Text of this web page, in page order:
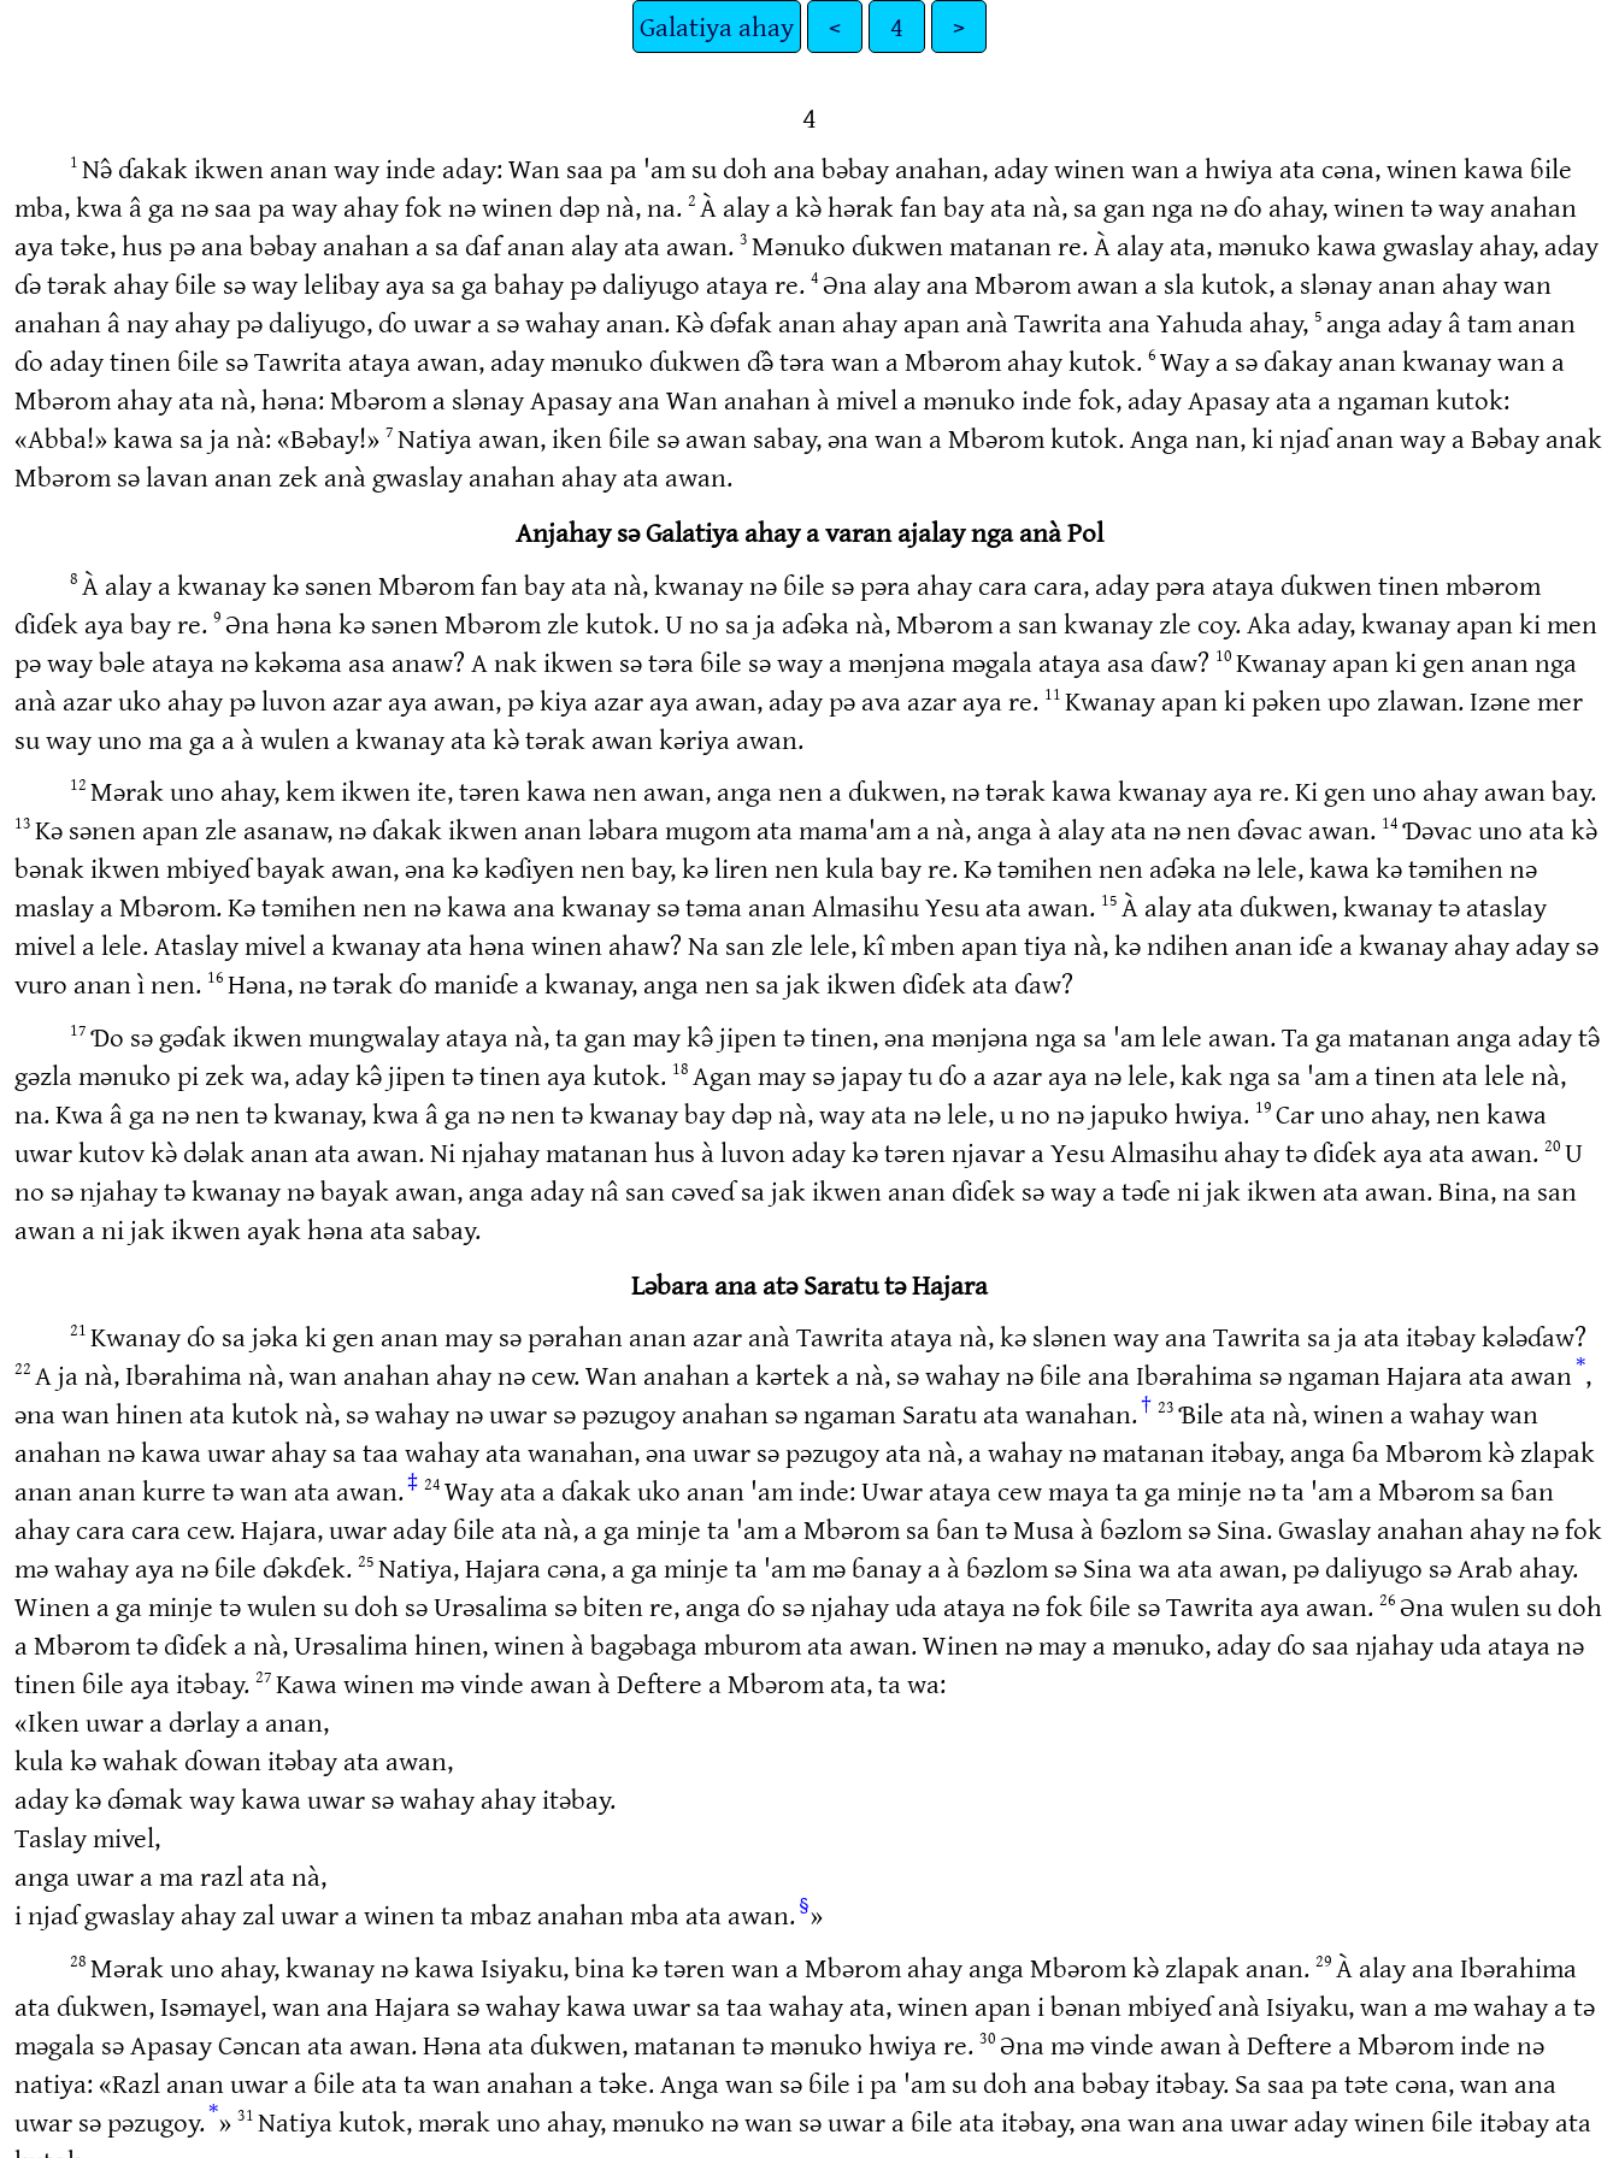
Galatiya ahay < 4 >
4
1 Nə̂ ɗakak ikwen anan way inde aday: Wan saa pa 'am su doh ana bəbay anahan, aday winen wan a hwiya ata cəna, winen kawa ɓile
mba, kwa â ga nə saa pa way ahay fok nə winen dəp nà, na. 2 À alay a kə̀ hərak fan bay ata nà, sa gan nga nə ɗo ahay, winen tə way anahan
aya təke, hus pə ana bəbay anahan a sa ɗaf anan alay ata awan. 3 Mənuko ɗukwen matanan re. À alay ata, mənuko kawa gwaslay ahay, aday
ɗə tərak ahay ɓile sə way lelibay aya sa ga bahay pə daliyugo ataya re. 4 Əna alay ana Mbərom awan a sla kutok, a slənay anan ahay wan
anahan â nay ahay pə daliyugo, ɗo uwar a sə wahay anan. Kə̀ ɗəfak anan ahay apan anà Tawrita ana Yahuda ahay, 5 anga aday â tam anan
ɗo aday tinen ɓile sə Tawrita ataya awan, aday mənuko ɗukwen ɗə̂ təra wan a Mbərom ahay kutok. 6 Way a sə ɗakay anan kwanay wan a
Mbərom ahay ata nà, həna: Mbərom a slənay Apasay ana Wan anahan à mivel a mənuko inde fok, aday Apasay ata a ngaman kutok:
«Abba!» kawa sa ja nà: «Bəbay!» 7 Natiya awan, iken ɓile sə awan sabay, əna wan a Mbərom kutok. Anga nan, ki njaɗ anan way a Bəbay anak
Mbərom sə lavan anan zek anà gwaslay anahan ahay ata awan.
Anjahay sə Galatiya ahay a varan ajalay nga anà Pol
8 À alay a kwanay kə sənen Mbərom fan bay ata nà, kwanay nə ɓile sə pəra ahay cara cara, aday pəra ataya ɗukwen tinen mbərom
ɗiɗek aya bay re. 9 Əna həna kə sənen Mbərom zle kutok. U no sa ja aɗəka nà, Mbərom a san kwanay zle coy. Aka aday, kwanay apan ki men
pə way bəle ataya nə kəkəma asa anaw? A nak ikwen sə təra ɓile sə way a mənjəna məgala ataya asa ɗaw? 10 Kwanay apan ki gen anan nga
anà azar uko ahay pə luvon azar aya awan, pə kiya azar aya awan, aday pə ava azar aya re. 11 Kwanay apan ki pəken upo zlawan. Izəne mer
su way uno ma ga a à wulen a kwanay ata kə̀ tərak awan kəriya awan.
12 Mərak uno ahay, kem ikwen ite, təren kawa nen awan, anga nen a ɗukwen, nə tərak kawa kwanay aya re. Ki gen uno ahay awan bay.
13 Kə sənen apan zle asanaw, nə ɗakak ikwen anan ləbara mugom ata mama'am a nà, anga à alay ata nə nen ɗəvac awan. 14 Ɗəvac uno ata kə̀
bənak ikwen mbiyeɗ bayak awan, əna kə kəɗiyen nen bay, kə liren nen kula bay re. Kə təmihen nen aɗəka nə lele, kawa kə təmihen nə
maslay a Mbərom. Kə təmihen nen nə kawa ana kwanay sə təma anan Almasihu Yesu ata awan. 15 À alay ata ɗukwen, kwanay tə ataslay
mivel a lele. Ataslay mivel a kwanay ata həna winen ahaw? Na san zle lele, kî mben apan tiya nà, kə ndihen anan iɗe a kwanay ahay aday sə
vuro anan ì nen. 16 Həna, nə tərak ɗo maniɗe a kwanay, anga nen sa jak ikwen ɗiɗek ata ɗaw?
17 Ɗo sə gəɗak ikwen mungwalay ataya nà, ta gan may kə̂ jipen tə tinen, əna mənjəna nga sa 'am lele awan. Ta ga matanan anga aday tə̂
gəzla mənuko pi zek wa, aday kə̂ jipen tə tinen aya kutok. 18 Agan may sə japay tu ɗo a azar aya nə lele, kak nga sa 'am a tinen ata lele nà,
na. Kwa â ga nə nen tə kwanay, kwa â ga nə nen tə kwanay bay dəp nà, way ata nə lele, u no nə japuko hwiya. 19 Car uno ahay, nen kawa
uwar kutov kə̀ dəlak anan ata awan. Ni njahay matanan hus à luvon aday kə təren njavar a Yesu Almasihu ahay tə ɗiɗek aya ata awan. 20 U
no sə njahay tə kwanay nə bayak awan, anga aday nâ san cəveɗ sa jak ikwen anan ɗiɗek sə way a təɗe ni jak ikwen ata awan. Bina, na san
awan a ni jak ikwen ayak həna ata sabay.
Ləbara ana atə Saratu tə Hajara
21 Kwanay ɗo sa jəka ki gen anan may sə pərahan anan azar anà Tawrita ataya nà, kə slənen way ana Tawrita sa ja ata itəbay kələɗaw?
22 A ja nà, Ibərahima nà, wan anahan ahay nə cew. Wan anahan a kərtek a nà, sə wahay nə ɓile ana Ibərahima sə ngaman Hajara ata awan*,
əna wan hinen ata kutok nà, sə wahay nə uwar sə pəzugoy anahan sə ngaman Saratu ata wanahan.† 23 Ɓile ata nà, winen a wahay wan
anahan nə kawa uwar ahay sa taa wahay ata wanahan, əna uwar sə pəzugoy ata nà, a wahay nə matanan itəbay, anga ɓa Mbərom kə̀ zlapak
anan anan kurre tə wan ata awan.‡ 24 Way ata a ɗakak uko anan 'am inde: Uwar ataya cew maya ta ga minje nə ta 'am a Mbərom sa ɓan
ahay cara cara cew. Hajara, uwar aday ɓile ata nà, a ga minje ta 'am a Mbərom sa ɓan tə Musa à ɓəzlom sə Sina. Gwaslay anahan ahay nə fok
mə wahay aya nə ɓile ɗəkɗek. 25 Natiya, Hajara cəna, a ga minje ta 'am mə ɓanay a à ɓəzlom sə Sina wa ata awan, pə daliyugo sə Arab ahay.
Winen a ga minje tə wulen su doh sə Urəsalima sə biten re, anga ɗo sə njahay uda ataya nə fok ɓile sə Tawrita aya awan. 26 Əna wulen su doh
a Mbərom tə ɗiɗek a nà, Urəsalima hinen, winen à bagəbaga mburom ata awan. Winen nə may a mənuko, aday ɗo saa njahay uda ataya nə
tinen ɓile aya itəbay. 27 Kawa winen mə vinde awan à Deftere a Mbərom ata, ta wa:
«Iken uwar a dərlay a anan,
kula kə wahak ɗowan itəbay ata awan,
aday kə ɗəmak way kawa uwar sə wahay ahay itəbay.
Taslay mivel,
anga uwar a ma razl ata nà,
i njaɗ gwaslay ahay zal uwar a winen ta mbaz anahan mba ata awan.§»
28 Mərak uno ahay, kwanay nə kawa Isiyaku, bina kə təren wan a Mbərom ahay anga Mbərom kə̀ zlapak anan. 29 À alay ana Ibərahima
ata ɗukwen, Isəmayel, wan ana Hajara sə wahay kawa uwar sa taa wahay ata, winen apan i bənan mbiyeɗ anà Isiyaku, wan a mə wahay a tə
məgala sə Apasay Cəncan ata awan. Həna ata ɗukwen, matanan tə mənuko hwiya re. 30 Əna mə vinde awan à Deftere a Mbərom inde nə
natiya: «Razl anan uwar a ɓile ata ta wan anahan a təke. Anga wan sə ɓile i pa 'am su doh ana bəbay itəbay. Sa saa pa təte cəna, wan ana
uwar sə pəzugoy.*» 31 Natiya kutok, mərak uno ahay, mənuko nə wan sə uwar a ɓile ata itəbay, əna wan ana uwar aday winen ɓile itəbay ata